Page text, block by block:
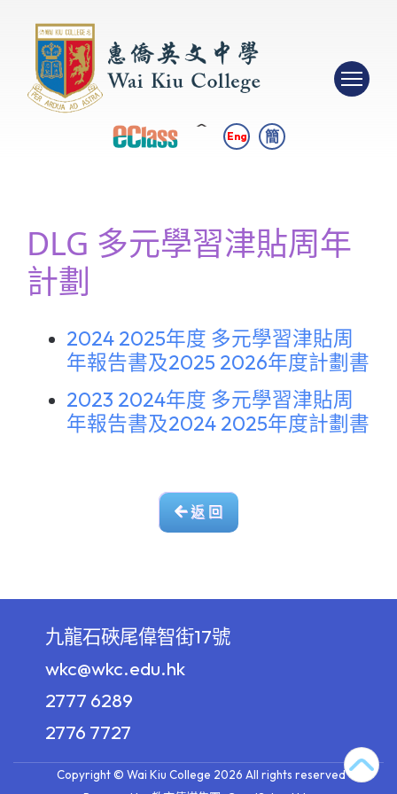
Eng 簡
DLG 多元學習津貼周年
計劃
2024 2025年度 多元學習津貼周
年報告書及2025 2026年度計劃書
2023 2024年度 多元學習津貼周
年報告書及2024 2025年度計劃書
返 回
九龍石硤尾偉智街17號
wkc@wkc.edu.hk
2777 6289
2776 7727
Copyright © Wai Kiu College 2026 All rights reserved